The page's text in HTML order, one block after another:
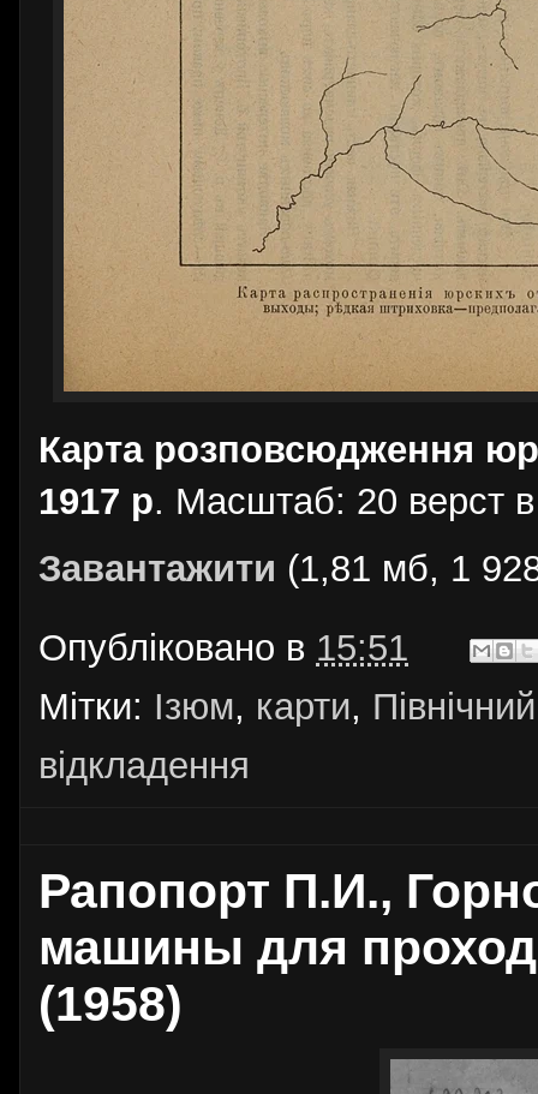
Карта розповсюдження
1917 р. Масштаб: 20 верст
Завантажити (1,81 мб, 1
Опубліковано в 15:51
Мітки: Ізюм, карти,
відкладення
Рапопорт П.И.,
машины для
(1958)